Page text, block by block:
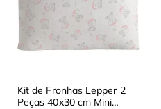
Kit de Fronhas Lepper 2
Peças 40x30 cm Mini